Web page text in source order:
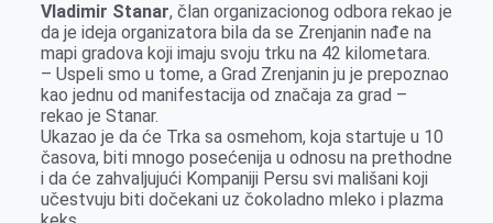
Vladimir Stanar, član organizacionog odbora rekao je
da je ideja organizatora bila da se Zrenjanin nađe na
mapi gradova koji imaju svoju trku na 42 kilometara.
– Uspeli smo u tome, a Grad Zrenjanin ju je prepoznao
kao jednu od manifestacija od značaja za grad –
rekao je Stanar.
Ukazao je da će Trka sa osmehom, koja startuje u 10
časova, biti mnogo posećenija u odnosu na prethodne
i da će zahvaljujući Kompaniji Persu svi mališani koji
učestvuju biti dočekani uz čokoladno mleko i plazma